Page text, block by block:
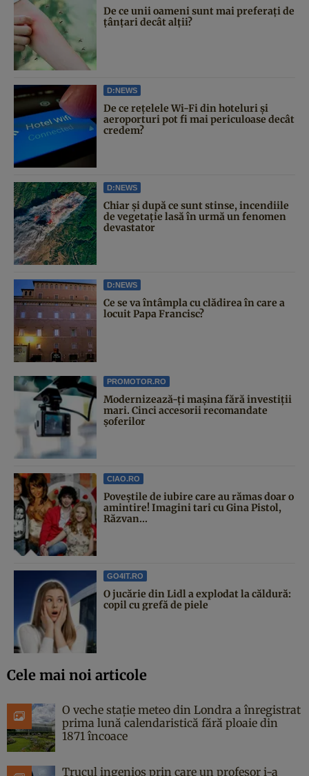
De ce unii oameni sunt mai preferați de
țânțari decât alții?
D:NEWS
De ce rețelele Wi-Fi din hoteluri și
aeroporturi pot fi mai periculoase decât
credem?
D:NEWS
Chiar și după ce sunt stinse, incendiile
de vegetație lasă în urmă un fenomen
devastator
D:NEWS
Ce se va întâmpla cu clădirea în care a
locuit Papa Francisc?
PROMOTOR.RO
Modernizează-ți mașina fără investiții
mari. Cinci accesorii recomandate
șoferilor
CIAO.RO
Poveştile de iubire care au rămas doar o
amintire! Imagini tari cu Gina Pistol,
Răzvan...
GO4IT.RO
O jucărie din Lidl a explodat la căldură:
copil cu grefă de piele
Cele mai noi articole
O veche stație meteo din Londra a înregistrat
prima lună calendaristică fără ploaie din
1871 încoace
Trucul ingenios prin care un profesor i-a